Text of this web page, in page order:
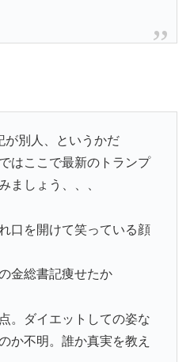
が別人、というかだ
はここで最新のトランプ
ましょう、、、
口を開けて笑っている顔
金総書記痩せたか
。ダイエットしての姿な
か不明。誰か真実を教え